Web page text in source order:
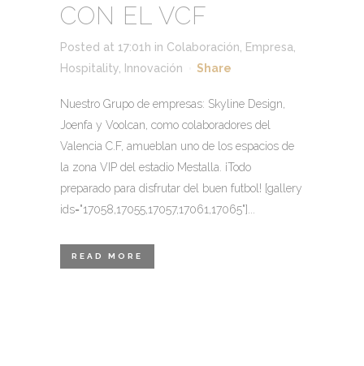
CON EL VCF
Posted at 17:01h in Colaboración Empresa
Hospitality
Innovación Share
Nuestro Grupo de empresas: Skyline Design,
Joenfa y Voolcan, como colaboradores del
Valencia C.F, amueblan uno de los espacios de
la zona VIP del estadio Mestalla. ¡Todo
preparado para disfrutar del buen futbol! [gallery
ids="17058,17055,17057,17061,17065"]...
READ MORE